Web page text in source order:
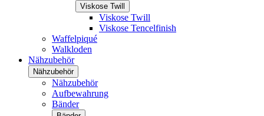
Viskose Twill
Viskose Twill
Viskose Tencelfinish
Waffelpiqué
Walkloden
Nähzubehör
Nähzubehör
Nähzubehör
Aufbewahrung
Bänder